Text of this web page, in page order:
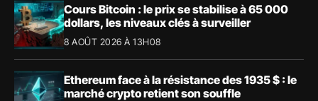
Cours Bitcoin : le prix se stabilise à 65 000
dollars, les niveaux clés à surveiller
8 AOÛT 2026 À 13H08
Ethereum face à la résistance des 1935 $ : le
marché crypto retient son souffle